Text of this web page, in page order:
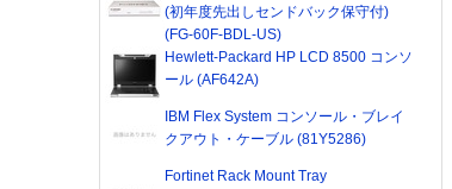
(初年度先出しセンドバック保守付)
(FG-60F-BDL-US)
Hewlett-Packard HP LCD 8500 コンソ
ール (AF642A)
IBM Flex System コンソール・ブレイ
クアウト・ケーブル (81Y5286)
Fortinet Rack Mount Tray